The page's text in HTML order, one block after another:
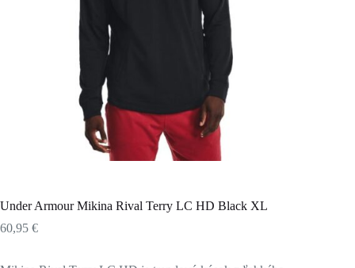
Under Armour Mikina Rival Terry LC HD Black XL
60,95 €